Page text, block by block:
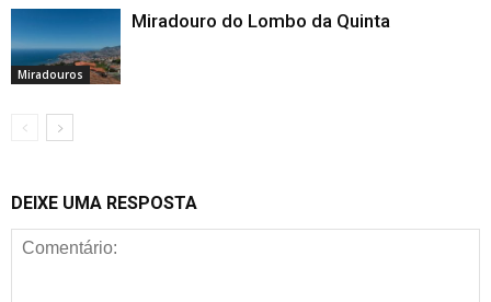
Miradouros
Miradouro do Lombo da Quinta
DEIXE UMA RESPOSTA